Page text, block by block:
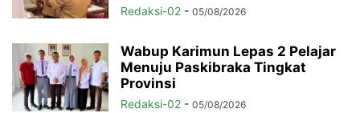
Redaksi-02 - 05/08/2026
Wabup Karimun Lepas 2 Pelajar
Menuju Paskibraka Tingkat
Provinsi
Redaksi-02 - 05/08/2026